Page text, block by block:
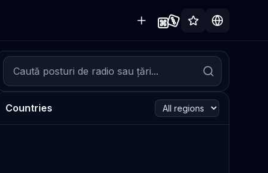
Countries